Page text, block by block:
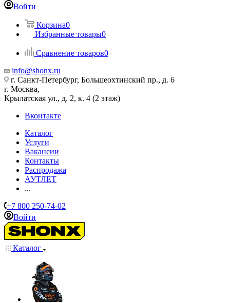
Войти
Корзина0
Избранные товары0
Сравнение товаров0
info@shonx.ru
г. Санкт-Петербург, Большеохтинский пр., д. 6
г. Москва,
Крылатская ул., д. 2, к. 4 (2 этаж)
Вконтакте
Каталог
Услуги
Вакансии
Контакты
Распродажа
АУТЛЕТ
...
+7 800 250-74-02
Войти
Каталог